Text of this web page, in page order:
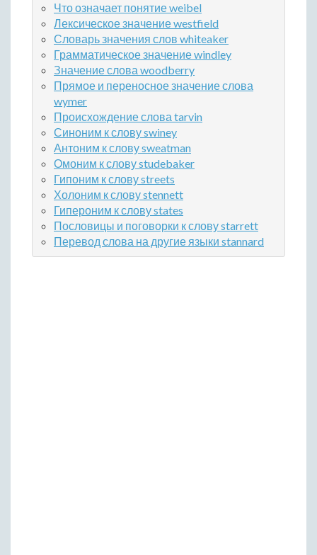
Что означает понятие weibel
Лексическое значение westfield
Словарь значения слов whiteaker
Грамматическое значение windley
Значение слова woodberry
Прямое и переносное значение слова
wymer
Происхождение слова tarvin
Синоним к слову swiney
Антоним к слову sweatman
Омоним к слову studebaker
Гипоним к слову streets
Холоним к слову stennett
Гипероним к слову states
Пословицы и поговорки к слову starrett
Перевод слова на другие языки stannard